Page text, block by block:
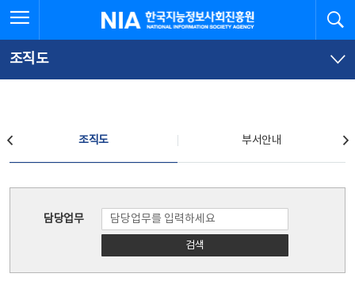
문
로
가
체
뉴
바
가
한국지능정보사회진흥원
조직도
조직도 부서안내
담당업무
검색